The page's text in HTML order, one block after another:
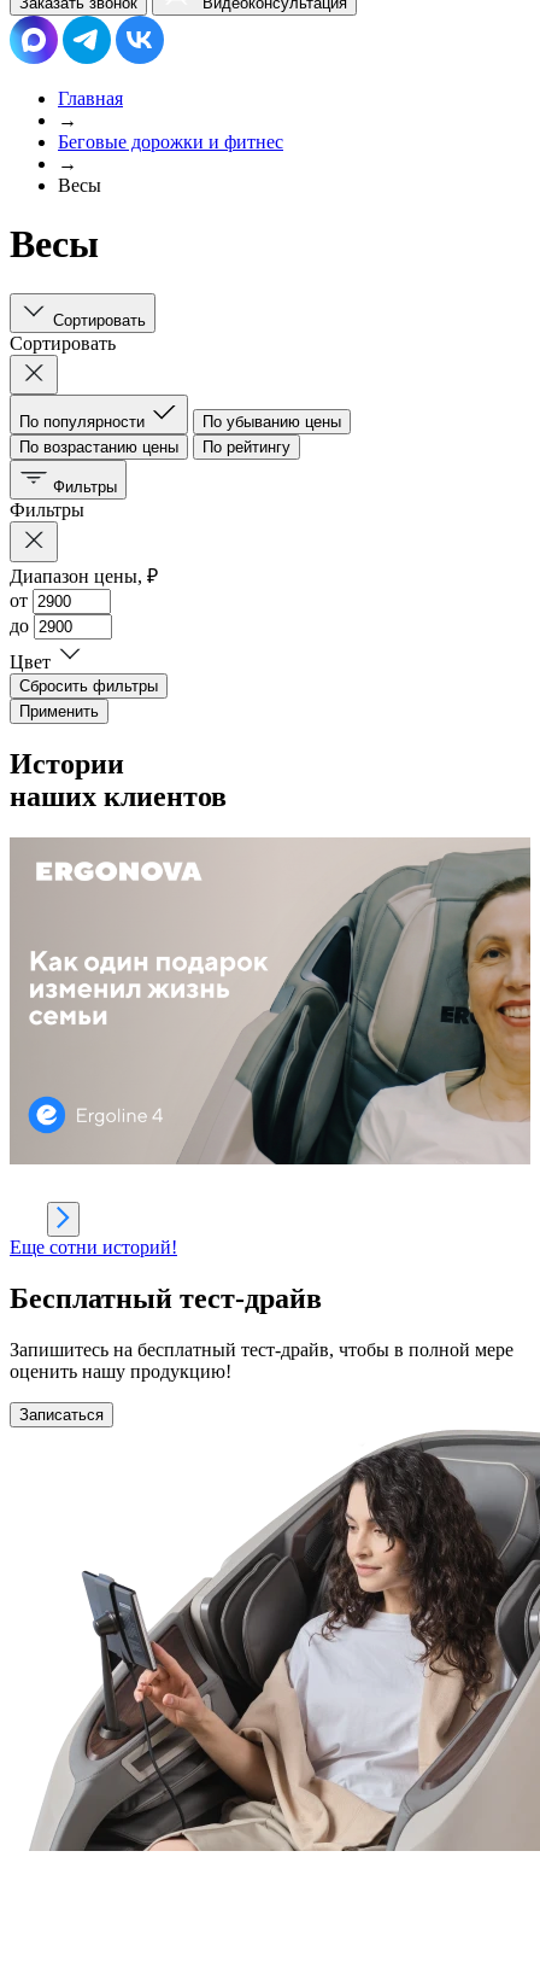
Главная
→
Беговые дорожки и фитнес
→
Весы
Весы
Сортировать
Сортировать
По популярности
По убыванию цены
По возрастанию цены
По рейтингу
Фильтры
Фильтры
Диапазон цены, ₽
от
до
Цвет
Сбросить фильтры
Применить
Истории
наших клиентов
Еще сотни историй!
Бесплатный тест-драйв
Запишитесь на бесплатный тест-драйв, чтобы в полной мере
оценить нашу продукцию!
Записаться